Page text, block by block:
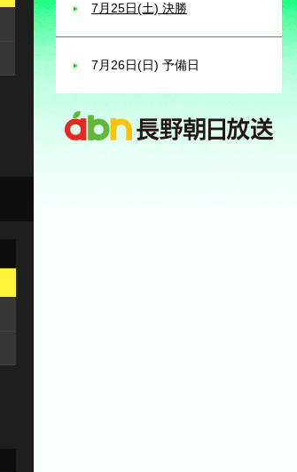
7月25日(土) 決勝
7月26日(日) 予備日